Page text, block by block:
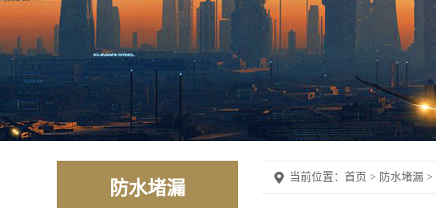
防水堵漏
当前位置： 首页 > 防水堵漏 >